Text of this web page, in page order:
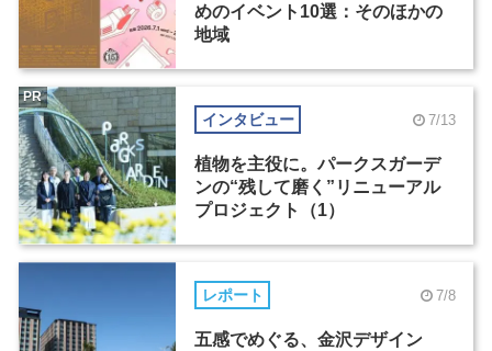
めのイベント10選：そのほかの
地域
インタビュー 7/13
植物を主役に。パークスガーデ
ンの“残して磨く”リニューアル
プロジェクト（1）
PR
レポート 7/8
五感でめぐる、金沢デザイン